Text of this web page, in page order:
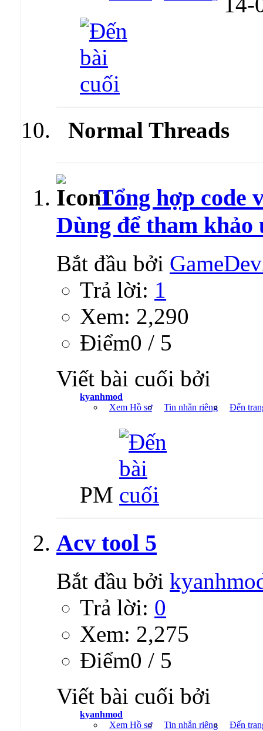
Normal Threads
Tổng hợp code
Dùng để tham khảo
Bắt đầu bởi
Trả lời: 1
Xem: 2,290
Ðiểm0 / 5
Viết bài cuối bởi
kyanhmod
Xem Hồ sơ
Tin nhắn riêng Đến
PM
Acv tool 5
Bắt đầu bởi
Trả lời: 0
Xem: 2,275
Ðiểm0 / 5
Viết bài cuối bởi
kyanhmod
Xem Hồ sơ
Tin nhắn riêng Đến